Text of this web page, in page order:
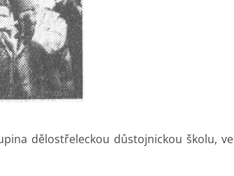
dělostřeleckou důstojnickou školu, ve